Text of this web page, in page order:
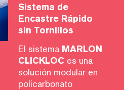
Sistema de
Encastre Rápido
sin Tornillos
El sistema MARLON
CLICKLOC es una
solución modular en
policarbonato